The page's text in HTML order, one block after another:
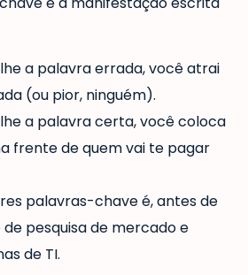
a palavra errada, você atrai
(ou pior, ninguém).
a palavra certa, você coloca
frente de quem vai te pagar
palavras-chave é, antes de
pesquisa de mercado e
de TI.